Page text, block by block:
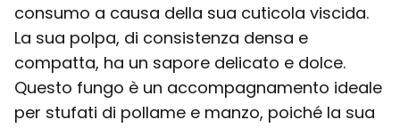
consumo a causa della sua cuticola viscida.
La sua polpa, di consistenza densa e
compatta, ha un sapore delicato e dolce.
Questo fungo è un accompagnamento ideale
per stufati di pollame e manzo, poiché la sua